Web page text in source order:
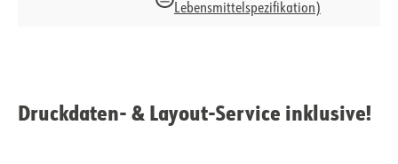
Lebensmittelspezifikation)
Druckdaten- & Layout-Service inklusive!